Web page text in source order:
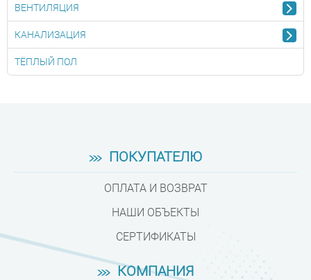
ВЕНТИЛЯЦИЯ
КАНАЛИЗАЦИЯ
ТЁПЛЫЙ ПОЛ
ПОКУПАТЕЛЮ
ОПЛАТА И ВОЗВРАТ
НАШИ ОБЪЕКТЫ
СЕРТИФИКАТЫ
КОМПАНИЯ